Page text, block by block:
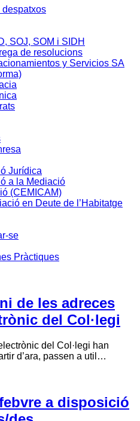
despatxos
SOJ, SOM i SIDH
de resolucions
y Servicios SA
Jurídica
a la Mediació
(CEMICAM)
en Deute de l’Habitatge
se
Pràctiques
de les adreces
del Col·legi
del Col·legi han
d’ara, passen a util…
a disposició